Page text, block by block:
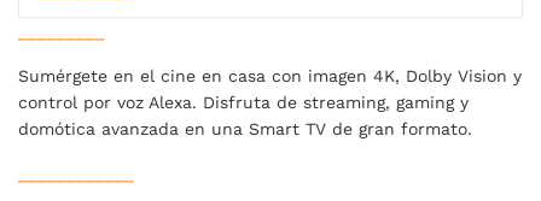
Sumérgete en el cine en casa con imagen 4K, Dolby Vision y
control por voz Alexa. Disfruta de streaming, gaming y
domótica avanzada en una Smart TV de gran formato.